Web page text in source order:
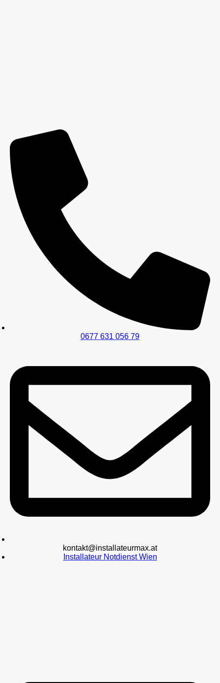
0677 631 056 79
kontakt@installateurmax.at
Installateur Notdienst Wien